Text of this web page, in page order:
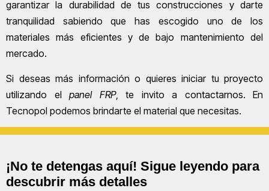
garantizar la durabilidad de tus construcciones y darte
tranquilidad sabiendo que has escogido uno de los
materiales más eficientes y de bajo mantenimiento del
mercado.
Si deseas más información o quieres iniciar tu proyecto
utilizando el panel FRP, te invito a contactarnos. En
Tecnopol podemos brindarte el material que necesitas.
¡No te detengas aquí! Sigue leyendo para
descubrir más detalles